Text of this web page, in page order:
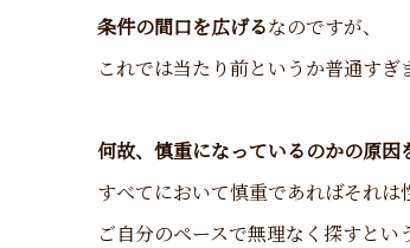
条件の間口を広げるなのですが、
これでは当たり前というか普通すぎ
何故、慎重になっているのかの原因
すべてにおいて慎重であればそれは
ご自分のペースで無理なく探すとい